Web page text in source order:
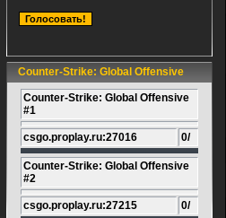
Counter-Strike: Global Offensive
Counter-Strike: Global Offensive
#1
csgo.proplay.ru:27016 0/
Counter-Strike: Global Offensive
#2
csgo.proplay.ru:27215 0/